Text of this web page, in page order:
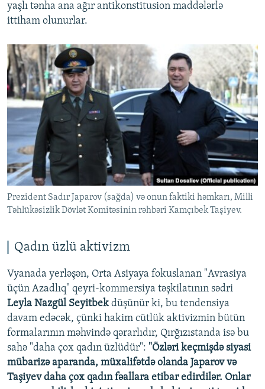
yaşlı tənha ana ağır antikonstitusion maddələrlə
ittiham olunurlar.
Prezident Sadır Japarov (sağda) və onun faktiki həmkarı, Milli
Təhlükəsizlik Dövlət Komitəsinin rəhbəri Kamçıbek Taşiyev.
Qadın üzlü aktivizm
Vyanada yerləşən, Orta Asiyaya fokuslanan "Avrasiya
üçün Azadlıq" qeyri-kommersiya təşkilatının sədri
Leyla Nazgül Seyitbekdüşünür ki, bu tendensiya
davam edəcək, çünki hakim cütlük aktivizmin bütün
formalarının məhvində qərarlıdır, Qırğızıstanda isə bu
sahə "daha çox qadın üzlüdür": "Özləri keçmişdə siyasi
mübarizə aparanda, müxalifətdə olanda Japarov və
Taşiyev daha çox qadın fəallara etibar edirdilər. Onlar